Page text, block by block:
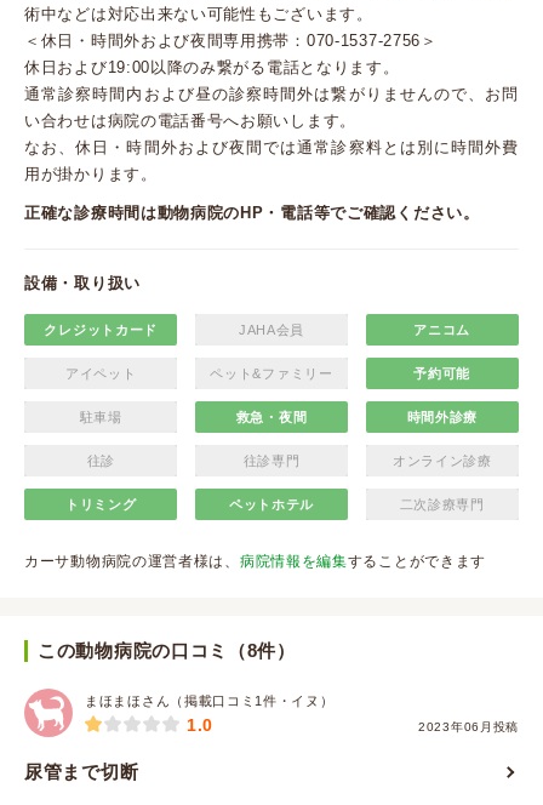
術中などは対応出来ない可能性もございます。
＜休日・時間外および夜間専用携帯：070-1537-2756＞
休日および19:00以降のみ繋がる電話となります。
通常診察時間内および昼の診察時間外は繋がりませんので、お問
い合わせは病院の電話番号へお願いします。
なお、休日・時間外および夜間では通常診察料とは別に時間外費
用が掛かります。
正確な診療時間は動物病院のHP・電話等でご確認ください。
設備・取り扱い
クレジットカード JAHA会員 アニコム
アイペット ペット&ファミリー 予約可能
駐車場 救急・夜間 時間外診療
往診 往診専門 オンライン診療
トリミング ペットホテル 二次診療専門
カーサ動物病院の運営者様は、 病院情報を編集することができます
この動物病院の口コミ（8件）
まほまほさん（掲載口コミ1件・イヌ）
2023年06月投稿
1.0
尿管まで切断